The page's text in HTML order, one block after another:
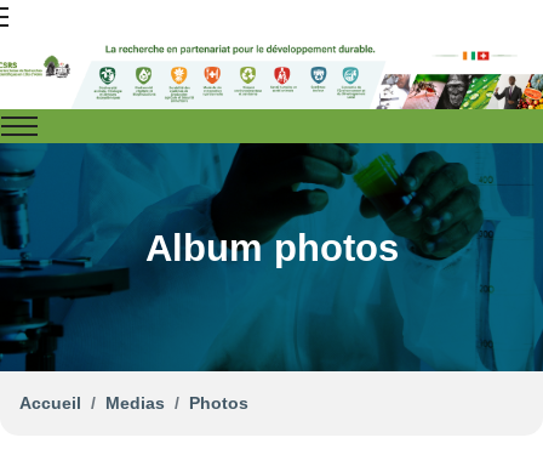
Album photos
Accueil Medias Photos